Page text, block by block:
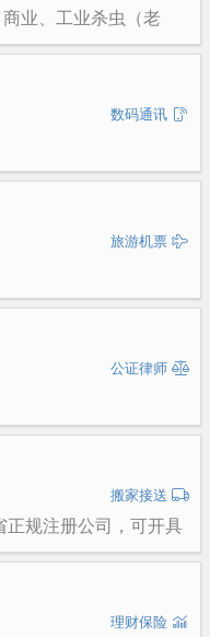
业、工业杀虫（老
数码通讯
旅游机票
公证律师
搬家接送
规注册公司，可开具
。 备有箱式货车、丰
供仓库存储服务。价
生 电话：514-999-
理财保险